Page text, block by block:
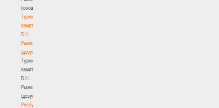
(юноши)
Турнир
памяти
В.Н.
Рыженкова
(девушки)
Турнир
памяти
В.Н.
Рыженкова
(девушки)
Республиканские